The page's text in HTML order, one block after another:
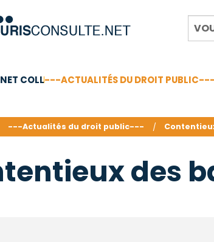
COLL---ACTUALITÉS DU DROIT
---Actualités du droit public---
des